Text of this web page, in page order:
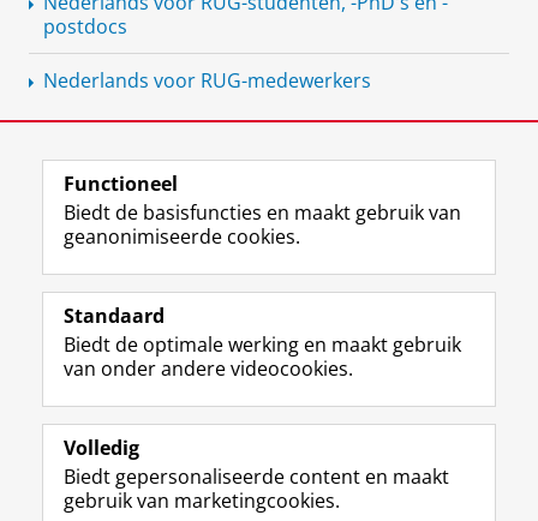
postdocs
Nederlands voor RUG-medewerkers
View this page in: English
Volg ons op
a
c
b
k
p
n
s
a
a
m
i
e
n
o
u
-
Meer info
Contact
Functioneel
Biedt de basisfuncties en maakt gebruik van
geanonimiseerde cookies.
Standaard
Biedt de optimale werking en maakt gebruik
van onder andere videocookies.
Volledig
Biedt gepersonaliseerde content en maakt
gebruik van marketingcookies.